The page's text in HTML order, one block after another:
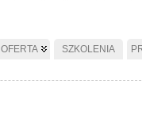
OFERTA SZKOLENIA